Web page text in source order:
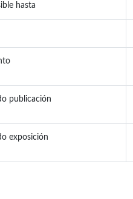
hasta
publicación
exposición